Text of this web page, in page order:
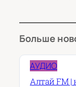
Больше
АУДИО
Алтай FM |